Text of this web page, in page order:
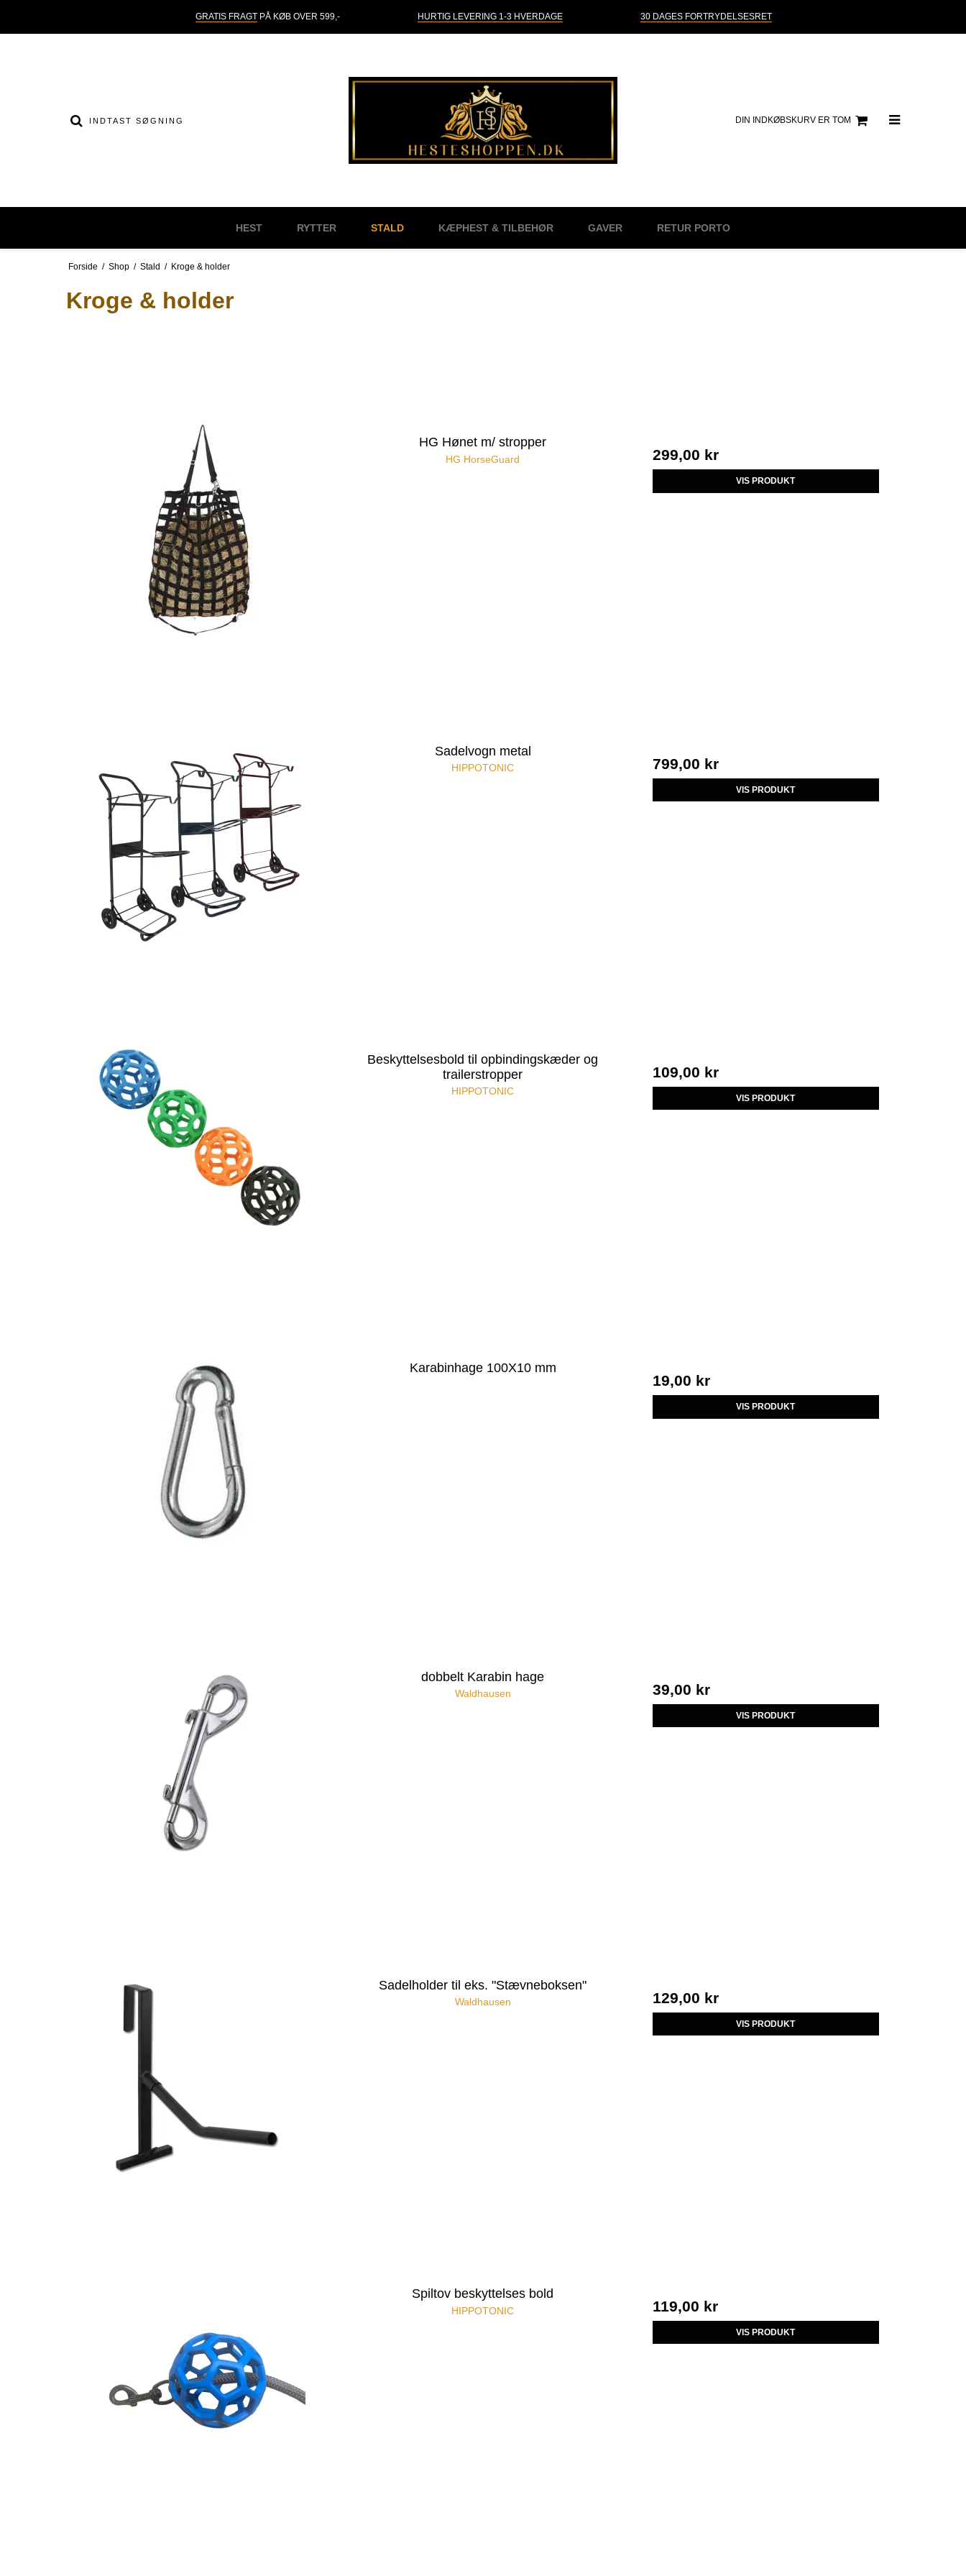
GRATIS FRAGTPÅ KØB OVER 599,- HURTIG LEVERING 1-3 HVERDAGE 30 DAGES FORTRYDELSESRET
DIN INDKØBSKURV ER TOM
HEST RYTTER STALD KÆPHEST & TILBEHØR GAVER RETUR PORTO
Forside / Shop / Stald / Kroge & holder
Kroge & holder
HG Hønet m/ stropper
HG HorseGuard 299,00 kr
VIS PRODUKT
Sadelvogn metal
HIPPOTONIC 799,00 kr
VIS PRODUKT
Beskyttelsesbold til opbindingskæder og
trailerstropper
HIPPOTONIC
109,00 kr
VIS PRODUKT
Karabinhage 100X10 mm
19,00 kr
VIS PRODUKT
dobbelt Karabin hage
Waldhausen 39,00 kr
VIS PRODUKT
Sadelholder til eks. "Stævneboksen"
Waldhausen 129,00 kr
VIS PRODUKT
Spiltov beskyttelses bold
HIPPOTONIC 119,00 kr
VIS PRODUKT